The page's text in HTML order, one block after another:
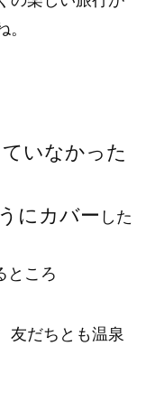
いなかった
にカバー した
ところ
友だちとも温泉